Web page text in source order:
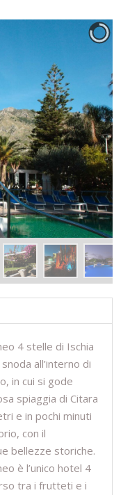
4 stelle di Ischia
all’interno di
in cui si gode
spiaggia di Citara
e in pochi minuti
con il
bellezze storiche.
è l’unico hotel 4
tra i frutteti e i